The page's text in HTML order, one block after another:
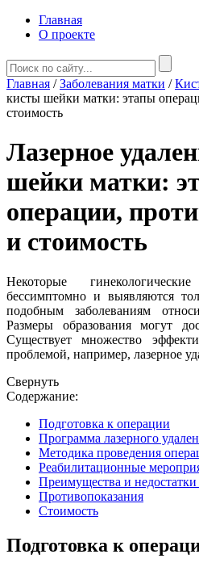
Главная
О проекте
Главная /Заболевания матки /
кисты шейки матки: этапы
стоимость
Лазерное
шейки матки:
операции,
и стоимость
Некоторые
бессимптомно и выявляются
подобным заболеваниям
Размеры образования могут
Существует множество
проблемой, например, лазерное
Свернуть
Содержание:
Подготовка к операции
Программа лазерного
Методика проведения
Реабилитационные
Преимущества и недостатки
Противопоказания
Стоимость
Подготовка к